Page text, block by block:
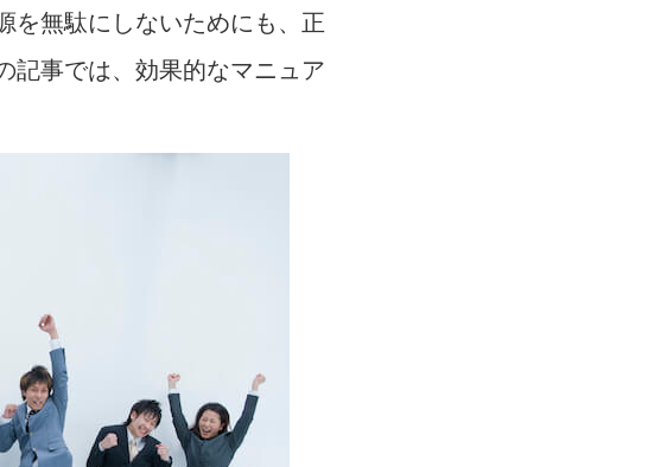
を無駄にしないためにも、正
記事では、効果的なマニュア